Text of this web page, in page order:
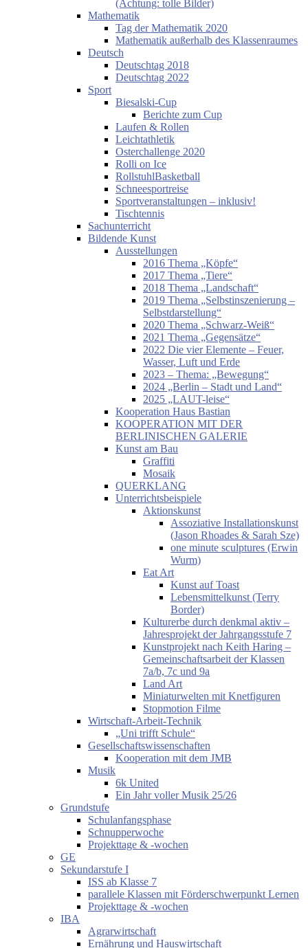
(Achtung: tolle Bilder)
Mathematik
Tag der Mathematik 2020
Mathematik außerhalb des Klassenraumes
Deutsch
Deutschtag 2018
Deutschtag 2022
Sport
Biesalski-Cup
Berichte zum Cup
Laufen & Rollen
Leichtathletik
Osterchallenge 2020
Rolli on Ice
RollstuhlBasketball
Schneesportreise
Sportveranstaltungen – inklusiv!
Tischtennis
Sachunterricht
Bildende Kunst
Ausstellungen
2016 Thema „Köpfe“
2017 Thema „Tiere“
2018 Thema „Landschaft“
2019 Thema „Selbstinszenierung –
Selbstdarstellung“
2020 Thema „Schwarz-Weiß“
2021 Thema „Gegensätze“
2022 Die vier Elemente – Feuer,
Wasser, Luft und Erde
2023 – Thema: „Bewegung“
2024 „Berlin – Stadt und Land“
2025 „LAUT-leise“
Kooperation Haus Bastian
KOOPERATION MIT DER
BERLINISCHEN GALERIE
Kunst am Bau
Graffiti
Mosaik
QUERKLANG
Unterrichtsbeispiele
Aktionskunst
Assoziative Installationskunst
(Jason Rhoades & Sarah Sze)
one minute sculptures (Erwin
Wurm)
Eat Art
Kunst auf Toast
Lebensmittelkunst (Terry
Border)
Kulturerbe durch denkmal aktiv –
Jahresprojekt der Jahrgangsstufe 7
Kunstprojekt nach Keith Haring –
Gemeinschaftsarbeit der Klassen
7a/b, 7c und 9a
Land Art
Miniaturwelten mit Knetfiguren
Stopmotion Filme
Wirtschaft-Arbeit-Technik
„Uni trifft Schule“
Gesellschaftswissenschaften
Kooperation mit dem JMB
Musik
6k United
Ein Jahr voller Musik 25/26
Grundstufe
Schulanfangsphase
Schnupperwoche
Projekttage & -wochen
GE
Sekundarstufe I
ISS ab Klasse 7
parallele Klassen mit Förderschwerpunkt Lernen
Projekttage & -wochen
IBA
Agrarwirtschaft
Ernährung und Hauswirtschaft